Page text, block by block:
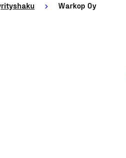
Warkop Oy